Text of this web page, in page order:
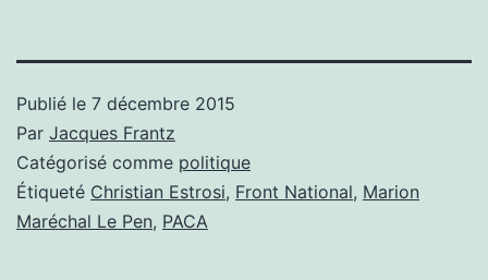
Publié le 7 décembre 2015
Par Jacques Frantz
Catégorisé comme politique
Étiqueté Christian Estrosi, Front National, Marion
Maréchal Le Pen, PACA